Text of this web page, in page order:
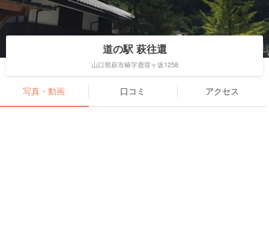
道の駅 萩往還
山口県萩市椿字鹿背ヶ坂1258
写真・動画 口コミ アクセス